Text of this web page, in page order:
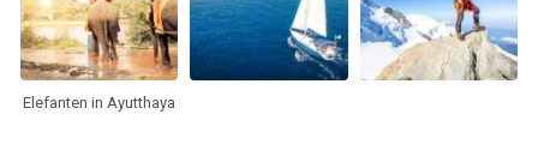
Elefanten in Ayutthaya